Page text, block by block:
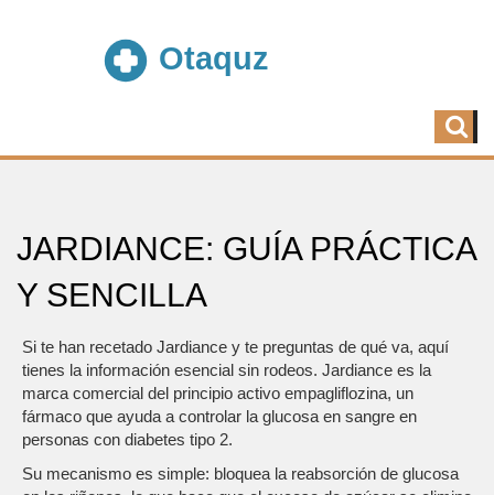
JARDIANCE: GUÍA PRÁCTICA
Y SENCILLA
Si te han recetado Jardiance y te preguntas de qué va, aquí
tienes la información esencial sin rodeos. Jardiance es la
marca comercial del principio activo empagliflozina, un
fármaco que ayuda a controlar la glucosa en sangre en
personas con diabetes tipo 2.
Su mecanismo es simple: bloquea la reabsorción de glucosa